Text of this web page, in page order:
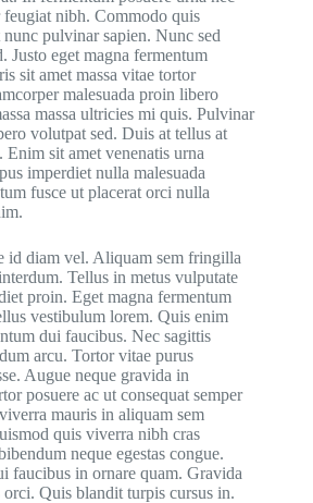
feugiat nibh. Commodo quis
pulvinar sapien. Nunc sed
Justo eget magna fermentum
sit amet massa vitae tortor
malesuada proin libero
massa ultricies mi quis. Pulvinar
volutpat sed. Duis at tellus at
sit amet venenatis urna
imperdiet nulla malesuada
fusce ut placerat orci nulla
id diam vel. Aliquam sem fringilla
Tellus in metus vulputate
proin. Eget magna fermentum
vestibulum lorem. Quis enim
dui faucibus. Nec sagittis
arcu. Tortor vitae purus
Augue neque gravida in
posuere ac ut consequat semper
mauris in aliquam sem
quis viverra nibh cras
neque egestas congue.
faucibus in ornare quam. Gravida
Quis blandit turpis cursus in.